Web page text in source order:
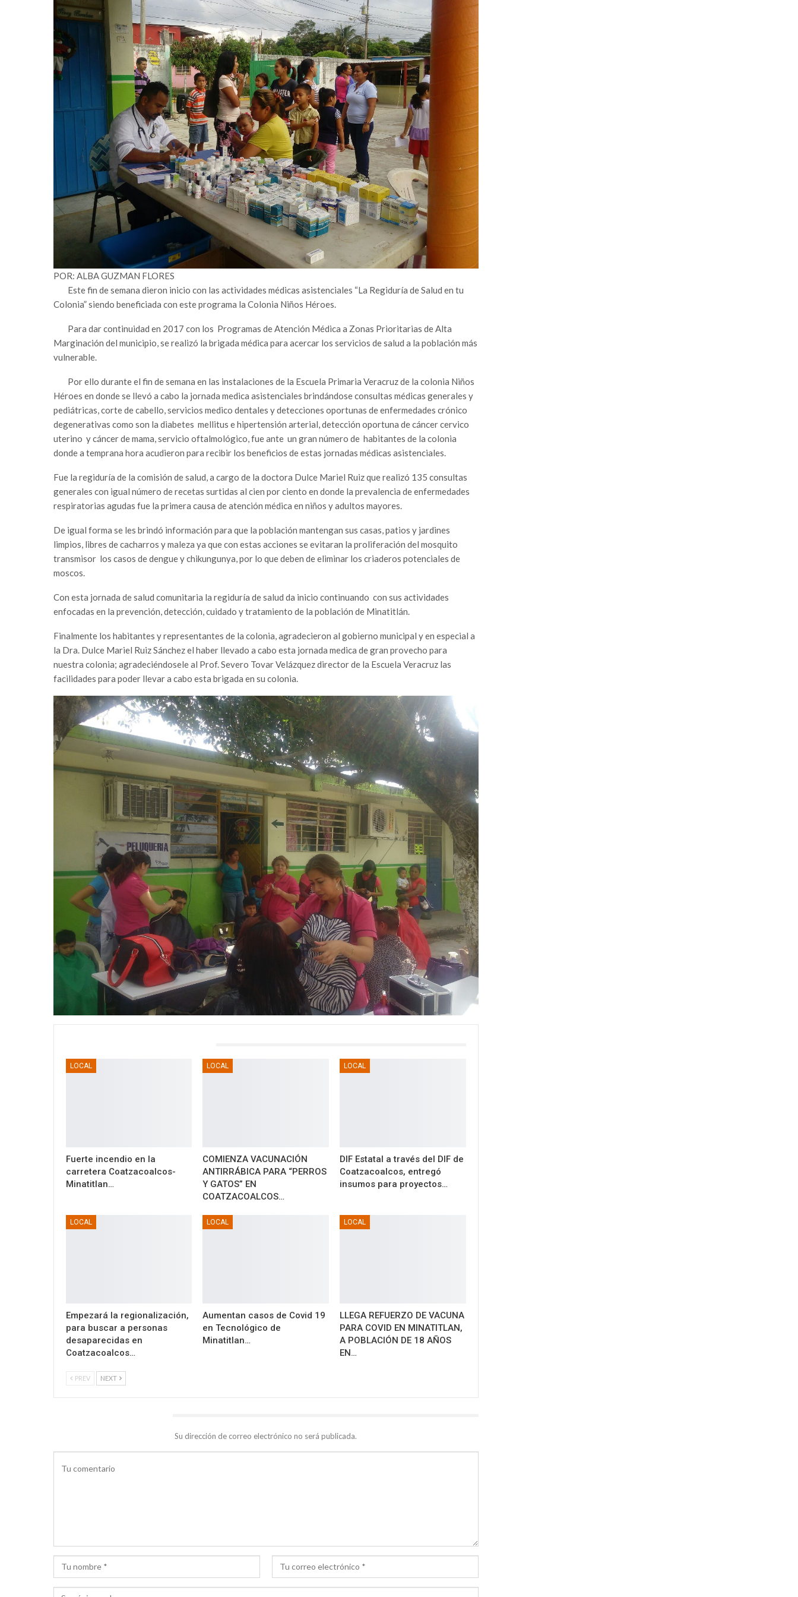
POR: ALBA GUZMAN FLORES
Este fin de semana dieron inicio con las actividades médicas asistenciales “La Regiduría de Salud en tu
Colonia” siendo beneficiada con este programa la Colonia Niños Héroes.
Para dar continuidad en 2017 con los Programas de Atención Médica a Zonas Prioritarias de Alta
Marginación del municipio, se realizó la brigada médica para acercar los servicios de salud a la población más
vulnerable.
Por ello durante el fin de semana en las instalaciones de la Escuela Primaria Veracruz de la colonia Niños
Héroes en donde se llevó a cabo la jornada medica asistenciales brindándose consultas médicas generales y
pediátricas, corte de cabello, servicios medico dentales y detecciones oportunas de enfermedades crónico
degenerativas como son la diabetes mellitus e hipertensión arterial, detección oportuna de cáncer cervico
uterino y cáncer de mama, servicio oftalmológico, fue ante un gran número de habitantes de la colonia
donde a temprana hora acudieron para recibir los beneficios de estas jornadas médicas asistenciales.
Fue la regiduría de la comisión de salud, a cargo de la doctora Dulce Mariel Ruiz que realizó 135 consultas
generales con igual número de recetas surtidas al cien por ciento en donde la prevalencia de enfermedades
respiratorias agudas fue la primera causa de atención médica en niños y adultos mayores.
De igual forma se les brindó información para que la población mantengan sus casas, patios y jardines
limpios, libres de cacharros y maleza ya que con estas acciones se evitaran la proliferación del mosquito
transmisor los casos de dengue y chikungunya, por lo que deben de eliminar los criaderos potenciales de
moscos.
Con esta jornada de salud comunitaria la regiduría de salud da inicio continuando con sus actividades
enfocadas en la prevención, detección, cuidado y tratamiento de la población de Minatitlán.
Finalmente los habitantes y representantes de la colonia, agradecieron al gobierno municipal y en especial a
la Dra. Dulce Mariel Ruiz Sánchez el haber llevado a cabo esta jornada medica de gran provecho para
nuestra colonia; agradeciéndosele al Prof. Severo Tovar Velázquez director de la Escuela Veracruz las
facilidades para poder llevar a cabo esta brigada en su colonia.
LOCAL
Fuerte incendio en la
carretera Coatzacoalcos-
Minatitlan…
LOCAL
COMIENZA VACUNACIÓN
ANTIRRÁBICA PARA “PERROS
Y GATOS” EN
COATZACOALCOS…
LOCAL
DIF Estatal a través del DIF de
Coatzacoalcos, entregó
insumos para proyectos…
LOCAL
Empezará la regionalización,
para buscar a personas
desaparecidas en
Coatzacoalcos…
LOCAL
Aumentan casos de Covid 19
en Tecnológico de
Minatitlan…
LOCAL
LLEGA REFUERZO DE VACUNA
PARA COVID EN MINATITLAN,
A POBLACIÓN DE 18 AÑOS
EN…
PREV NEXT
Su dirección de correo electrónico no será publicada.